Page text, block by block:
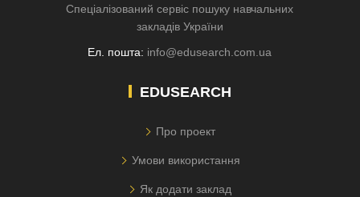
Спеціалізований сервіс пошуку навчальних
закладів України
Ел. пошта: info@edusearch.com.ua
EDUSEARCH
Про проект
Умови використання
Як додати заклад